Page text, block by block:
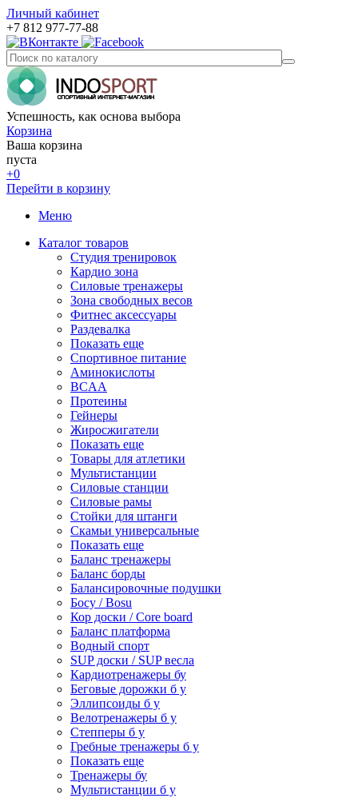
Личный кабинет
+7 812 977-77-88
Успешность, как основа выбора
Корзина
Ваша корзина
пуста
+0
Перейти в корзину
Меню
Каталог товаров
Студия тренировок
Кардио зона
Силовые тренажеры
Зона свободных весов
Фитнес аксессуары
Раздевалка
Показать еще
Спортивное питание
Аминокислоты
BCAA
Протеины
Гейнеры
Жиросжигатели
Показать еще
Товары для атлетики
Мультистанции
Силовые станции
Силовые рамы
Стойки для штанги
Скамьи универсальные
Показать еще
Баланс тренажеры
Баланс борды
Балансировочные подушки
Босу / Bosu
Кор доски / Core board
Баланс платформа
Водный спорт
SUP доски / SUP весла
Кардиотренажеры бу
Беговые дорожки б у
Эллипсоиды б у
Велотренажеры б у
Степперы б у
Гребные тренажеры б у
Показать еще
Тренажеры бу
Мультистанции б у